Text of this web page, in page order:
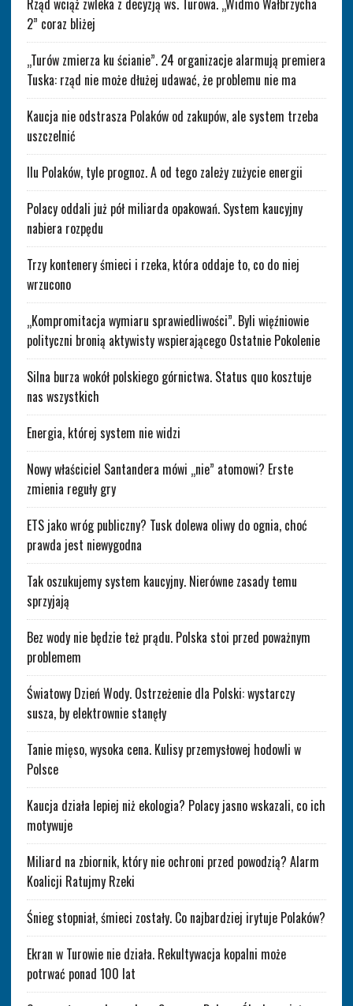
Rząd wciąż zwleka z decyzją ws. Turowa. „Widmo Wałbrzycha
2” coraz bliżej
„Turów zmierza ku ścianie”. 24 organizacje alarmują premiera
Tuska: rząd nie może dłużej udawać, że problemu nie ma
Kaucja nie odstrasza Polaków od zakupów, ale system trzeba
uszczelnić
Ilu Polaków, tyle prognoz. A od tego zależy zużycie energii
Polacy oddali już pół miliarda opakowań. System kaucyjny
nabiera rozpędu
Trzy kontenery śmieci i rzeka, która oddaje to, co do niej
wrzucono
„Kompromitacja wymiaru sprawiedliwości”. Byli więźniowie
polityczni bronią aktywisty wspierającego Ostatnie Pokolenie
Silna burza wokół polskiego górnictwa. Status quo kosztuje
nas wszystkich
Energia, której system nie widzi
Nowy właściciel Santandera mówi „nie” atomowi? Erste
zmienia reguły gry
ETS jako wróg publiczny? Tusk dolewa oliwy do ognia, choć
prawda jest niewygodna
Tak oszukujemy system kaucyjny. Nierówne zasady temu
sprzyjają
Bez wody nie będzie też prądu. Polska stoi przed poważnym
problemem
Światowy Dzień Wody. Ostrzeżenie dla Polski: wystarczy
susza, by elektrownie stanęły
Tanie mięso, wysoka cena. Kulisy przemysłowej hodowli w
Polsce
Kaucja działa lepiej niż ekologia? Polacy jasno wskazali, co ich
motywuje
Miliard na zbiornik, który nie ochroni przed powodzią? Alarm
Koalicji Ratujmy Rzeki
Śnieg stopniał, śmieci zostały. Co najbardziej irytuje Polaków?
Ekran w Turowie nie działa. Rekultywacja kopalni może
potrwać ponad 100 lat